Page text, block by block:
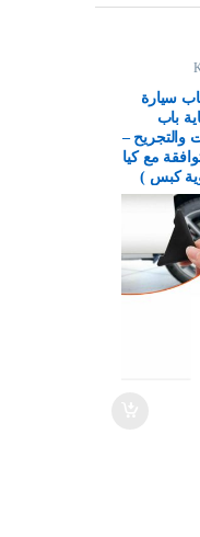
سيارة
باب
والتجريح –
مع كيا
كبس )